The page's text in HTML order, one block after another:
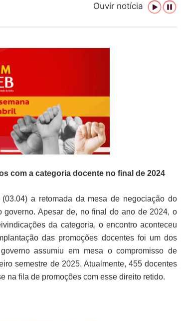
Ouvir notícia
com a categoria docente no final de 2024
a retomada da mesa de negociação do
governo. Apesar de, no final do ano de 2024, o
da categoria, o encontro aconteceu
das promoções docentes foi um dos
assumiu em mesa o compromisso de
semestre de 2025. Atualmente, 455 docentes
na fila de promoções com esse direito retido.